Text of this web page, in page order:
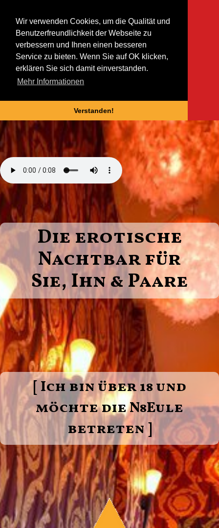
Wir verwenden Cookies, um die Qualität und
Benutzerfreundlichkeit der Webseite zu
verbessern und Ihnen einen besseren
Service zu bieten. Wenn Sie auf OK klicken,
erklären Sie sich damit einverstanden.
Mehr Informationen
Verstanden!
Die erotische
Nachtbar für
Sie, Ihn & Paare
[ Ich bin über 18 und
möchte die N8Eule
betreten ]